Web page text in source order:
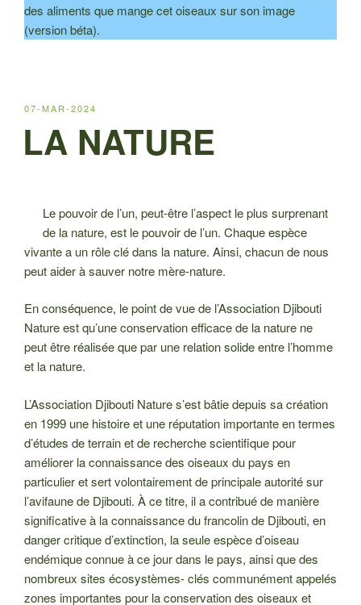
des aliments que mange cet oiseaux sur son image
(version béta).
PUBLIÉ
07-MAR-2024
LA NATURE
Le pouvoir de l’un, peut-être l’aspect le plus surprenant
de la nature, est le pouvoir de l’un. Chaque espèce
vivante a un rôle clé dans la nature. Ainsi, chacun de nous
peut aider à sauver notre mère-nature.
En conséquence, le point de vue de l’Association Djibouti
Nature est qu’une conservation efficace de la nature ne
peut être réalisée que par une relation solide entre l’homme
et la nature.
L’Association Djibouti Nature s’est bâtie depuis sa création
en 1999 une histoire et une réputation importante en termes
d’études de terrain et de recherche scientifique pour
améliorer la connaissance des oiseaux du pays en
particulier et sert volontairement de principale autorité sur
l’avifaune de Djibouti. À ce titre, il a contribué de manière
significative à la connaissance du francolin de Djibouti, en
danger critique d’extinction, la seule espèce d’oiseau
endémique connue à ce jour dans le pays, ainsi que des
nombreux sites écosystèmes- clés communément appelés
zones importantes pour la conservation des oiseaux et